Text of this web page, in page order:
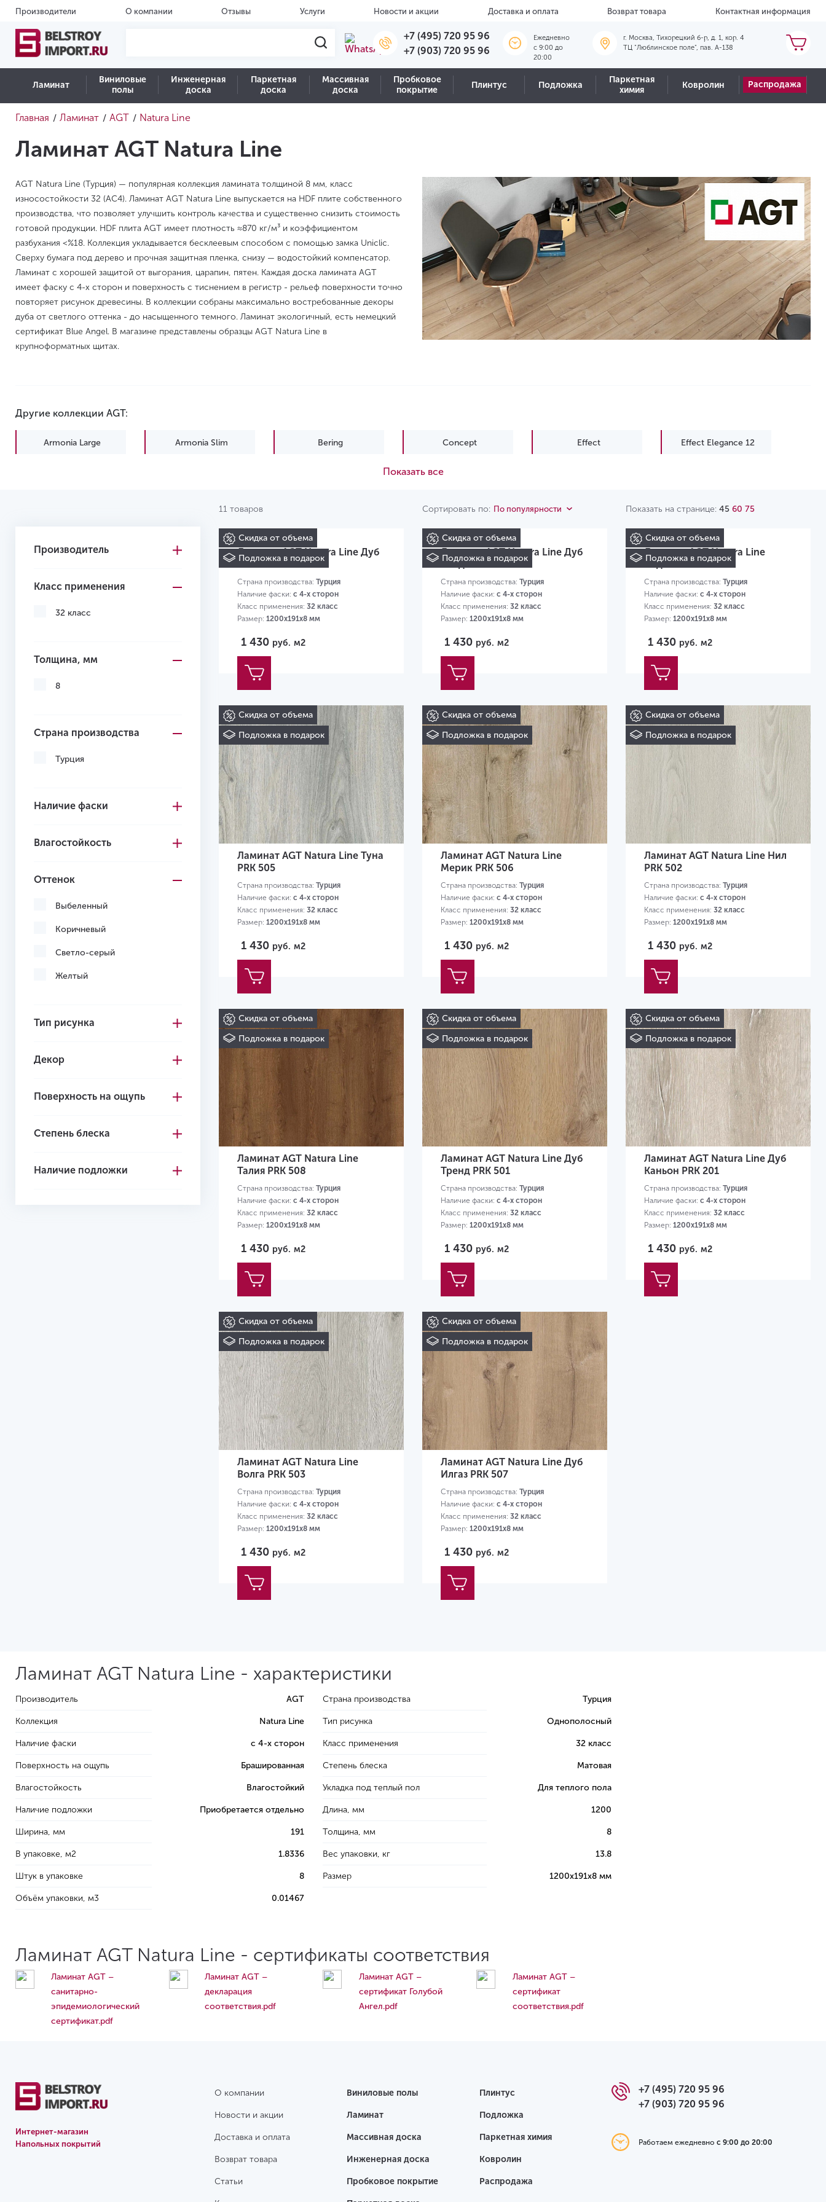
Производители О компании Отзывы Услуги Новости и акции Доставка и оплата Возврат товара Контактная информация
+7 (495) 720 95 96
+7 (903) 720 95 96
Ежедневно
c 9:00 до
20:00
г. Москва, Тихорецкий б-р, д. 1, кор. 4
ТЦ "Люблинское поле", пав. А-138
Ламинат
Виниловые
полы
Инженерная
доска
Паркетная
доска
Массивная
доска
Пробковое
покрытие
Плинтус Подложка
Паркетная
химия
Ковролин Распродажа
Главная / Ламинат / AGT / Natura Line
Ламинат AGT Natura Line
AGT Natura Line (Турция) — популярная коллекция ламината толщиной 8 мм, класс
износостойкости 32 (AC4). Ламинат AGT Natura Line выпускается на HDF плите собственного
производства, что позволяет улучшить контроль качества и существенно снизить стоимость
готовой продукции. HDF плита AGT имеет плотность ≈870 кг/м³ и коэффициентом
разбухания <%18. Коллекция укладывается бесклеевым способом с помощью замка Uniclic.
Сверху бумага под дерево и прочная защитная пленка, снизу — водостойкий компенсатор.
Ламинат с хорошей защитой от выгорания, царапин, пятен. Каждая доска ламината AGT
имеет фаску с 4-х сторон и поверхность с тиснением в регистр - рельеф поверхности точно
повторяет рисунок древесины. В коллекции собраны максимально востребованные декоры
дуба от светлого оттенка - до насыщенного темного. Ламинат экологичный, есть немецкий
сертификат Blue Angel. В магазине представлены образцы AGT Natura Line в
крупноформатных щитах.
Другие коллекции AGT:
Armonia Large Armonia Slim Bering Concept Effect Effect Elegance 12
Показать все
11 товаров Сортировать по: По популярности Показать на странице: 45 60 75
Производитель
Класс применения
32 класс
Толщина, мм
8
Страна производства
Турция
Наличие фаски
Влагостойкость
Оттенок
Выбеленный
Коричневый
Светло-серый
Желтый
Тип рисунка
Декор
Поверхность на ощупь
Степень блеска
Наличие подложки
Скидка от объема
Подложка в подарок
Ламинат AGT Natura Line Дуб
Гала PRK 511
Страна производства: Турция
Наличие фаски: с 4-х сторон
Класс применения: 32 класс
Размер: 1200х191х8 мм
1 430 руб. м2
Скидка от объема
Подложка в подарок
Ламинат AGT Natura Line Дуб
Салда PRK 510
Страна производства: Турция
Наличие фаски: с 4-х сторон
Класс применения: 32 класс
Размер: 1200х191х8 мм
1 430 руб. м2
Скидка от объема
Подложка в подарок
Ламинат AGT Natura Line
Родос PRK 509
Страна производства: Турция
Наличие фаски: с 4-х сторон
Класс применения: 32 класс
Размер: 1200х191х8 мм
1 430 руб. м2
Скидка от объема
Подложка в подарок
Ламинат AGT Natura Line Туна
PRK 505
Страна производства: Турция
Наличие фаски: с 4-х сторон
Класс применения: 32 класс
Размер: 1200х191х8 мм
1 430 руб. м2
Скидка от объема
Подложка в подарок
Ламинат AGT Natura Line
Мерик PRK 506
Страна производства: Турция
Наличие фаски: с 4-х сторон
Класс применения: 32 класс
Размер: 1200х191х8 мм
1 430 руб. м2
Скидка от объема
Подложка в подарок
Ламинат AGT Natura Line Нил
PRK 502
Страна производства: Турция
Наличие фаски: с 4-х сторон
Класс применения: 32 класс
Размер: 1200х191х8 мм
1 430 руб. м2
Скидка от объема
Подложка в подарок
Ламинат AGT Natura Line
Талия PRK 508
Страна производства: Турция
Наличие фаски: с 4-х сторон
Класс применения: 32 класс
Размер: 1200х191х8 мм
1 430 руб. м2
Скидка от объема
Подложка в подарок
Ламинат AGT Natura Line Дуб
Тренд PRK 501
Страна производства: Турция
Наличие фаски: с 4-х сторон
Класс применения: 32 класс
Размер: 1200х191х8 мм
1 430 руб. м2
Скидка от объема
Подложка в подарок
Ламинат AGT Natura Line Дуб
Каньон PRK 201
Страна производства: Турция
Наличие фаски: с 4-х сторон
Класс применения: 32 класс
Размер: 1200х191х8 мм
1 430 руб. м2
Скидка от объема
Подложка в подарок
Ламинат AGT Natura Line
Волга PRK 503
Страна производства: Турция
Наличие фаски: с 4-х сторон
Класс применения: 32 класс
Размер: 1200х191х8 мм
1 430 руб. м2
Скидка от объема
Подложка в подарок
Ламинат AGT Natura Line Дуб
Илгаз PRK 507
Страна производства: Турция
Наличие фаски: с 4-х сторон
Класс применения: 32 класс
Размер: 1200х191х8 мм
1 430 руб. м2
Ламинат AGT Natura Line - характеристики
Производитель AGT
Коллекция Natura Line
Наличие фаски с 4-х сторон
Поверхность на ощупь Брашированная
Влагостойкость Влагостойкий
Наличие подложки Приобретается отдельно
Ширина, мм 191
В упаковке, м2 1.8336
Штук в упаковке 8
Объём упаковки, м3 0.01467
Страна производства Турция
Тип рисунка Однополосный
Класс применения 32 класс
Степень блеска Матовая
Укладка под теплый пол Для теплого пола
Длина, мм 1200
Толщина, мм 8
Вес упаковки, кг 13.8
Размер 1200х191х8 мм
Ламинат AGT Natura Line - сертификаты соответствия
Ламинат AGT –
cанитарно-
эпидемиологический
сертификат.pdf
Ламинат AGT –
декларация
соответствия.pdf
Ламинат AGT –
сертификат Голубой
Ангел.pdf
Ламинат AGT –
сертификат
соответствия.pdf
Интернет-магазин
Напольных покрытий
О компании
Новости и акции
Доставка и оплата
Возврат товара
Статьи
Виниловые полы
Ламинат
Массивная доска
Инженерная доска
Пробковое покрытие
Плинтус
Подложка
Паркетная химия
Ковролин
Распродажа
+7 (495) 720 95 96
+7 (903) 720 95 96
Работаем ежедневнос 9:00 до 20:00